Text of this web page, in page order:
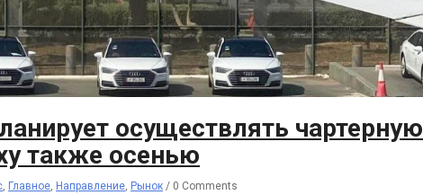
осуществлять чартерную
также осенью
, Главное, Направление, Рынок / 0 Comments